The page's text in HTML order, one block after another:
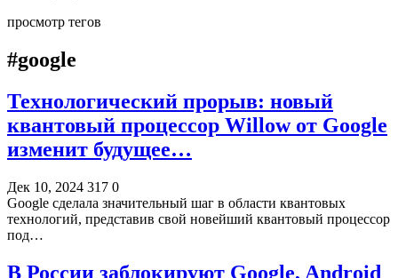
просмотр тегов
#google
Технологический прорыв: новый
квантовый процессор Willow от Google
изменит будущее…
Дек 10, 2024 317 0
Google сделала значительный шаг в области квантовых
технологий, представив свой новейший квантовый процессор
под…
В России заблокируют Google, Android